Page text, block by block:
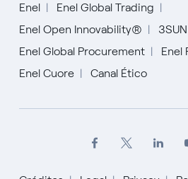
Enel
Enel Global Trading
Enel Open Innovability®
3SUN
Enel Global Procurement
Enel
Enel Cuore
Canal Ético